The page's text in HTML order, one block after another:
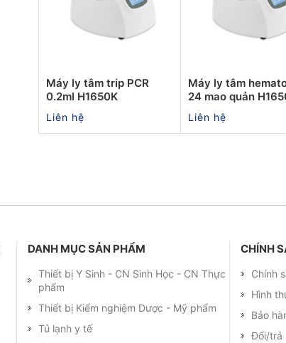
Máy ly tâm trip PCR
0.2ml H1650K
Liên hệ
Máy ly tâm
24 mao quản
Liên hệ
DANH MỤC SẢN PHẨM
Thiết bị Y Sinh - CN Sinh Học - CN Thực
phẩm
Thiết bị Kiểm nghiệm Dược - Mỹ phẩm
Tủ lạnh y tế
CHÍNH
Chính
Hình
Bảo
Đổi/trả